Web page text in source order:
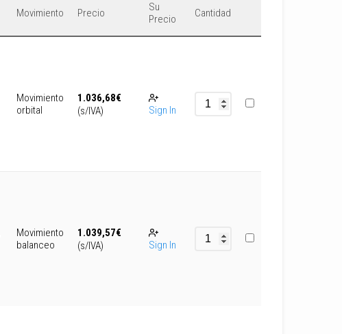
Movimiento Precio
Su
Precio
Cantidad
Movimiento
orbital
1.036,68€
(s/IVA)
Sign In
Movimiento
balanceo
1.039,57€
(s/IVA)
Sign In